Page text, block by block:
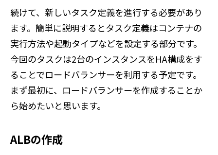
続けて、新しいタスク定義を進行する必要があり
ます。簡単に説明するとタスク定義はコンテナの
実行方法や起動タイプなどを設定する部分です。
今回のタスクは2台のインスタンスをHA構成をす
ることでロードバランサーを利用する予定です。
まず最初に、ロードバランサーを作成することか
ら始めたいと思います。
ALBの作成